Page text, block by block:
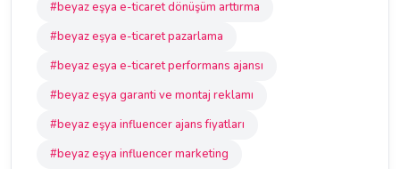
#beyaz eşya e-ticaret dönüşüm arttırma
#beyaz eşya e-ticaret pazarlama
#beyaz eşya e-ticaret performans ajansı
#beyaz eşya garanti ve montaj reklamı
#beyaz eşya influencer ajans fiyatları
#beyaz eşya influencer marketing